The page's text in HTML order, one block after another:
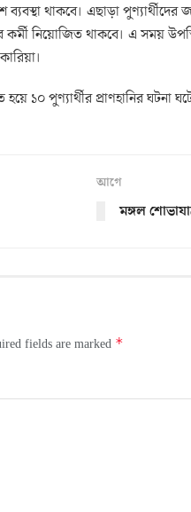
থাকবে। এছাড়া পুণ্যার্থীদের
কর্মী নিয়োজিত থাকবে। এ সময়
হয়ে ১০ পুণ্যার্থীর প্রাণহানির
আগে
মঙ্গল
fields are marked *